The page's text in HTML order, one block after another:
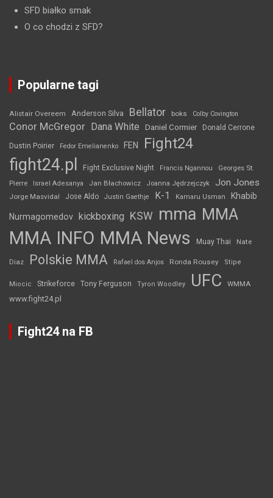
SFD białko smak
O co chodzi z SFD?
Popularne tagi
Alistair Overeem Anderson Silva Bellator boks Colby Covington
Conor McGregor Dana White Daniel Cormier Donald Cerrone
Dustin Poirier Fedor Emelianenko FEN Fight24
fight24.pl Fight Exclusive Night Francis Ngannou
Georges St.
Pierre
Israel Adesanya Jan Błachowicz Joanna Jędrzejczyk Jon Jones
Jorge Masvidal Jose Aldo Justin Gaethje K-1 Kamaru Usman Khabib
Nurmagomedov kickboxing KSW mma MMA
MMA INFO MMA News Muay Thai Nate
Diaz Polskie MMA Rafael dos Anjos Ronda Rousey Stipe
Miocic Strikeforce Tony Ferguson Tyron Woodley UFC WMMA
www.fight24.pl
Fight24 na FB